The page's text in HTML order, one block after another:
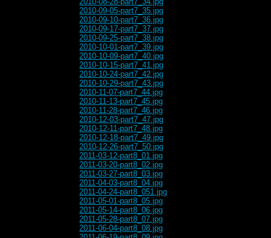
2010-09-05-part7_35.jpg
2010-09-10-part7_36.jpg
2010-09-17-part7_37.jpg
2010-09-25-part7_38.jpg
2010-10-01-part7_39.jpg
2010-10-09-part7_40.jpg
2010-10-15-part7_41.jpg
2010-10-24-part7_42.jpg
2010-10-29-part7_43.jpg
2010-11-07-part7_44.jpg
2010-11-13-part7_45.jpg
2010-11-28-part7_46.jpg
2010-12-03-part7_47.jpg
2010-12-11-part7_48.jpg
2010-12-18-part7_49.jpg
2010-12-26-part7_50.jpg
2011-03-12-part8_01.jpg
2011-03-20-part8_02.jpg
2011-03-27-part8_03.jpg
2011-04-03-part8_04.jpg
2011-04-24-part8_051.jpg
2011-05-01-part8_05.jpg
2011-05-14-part8_06.jpg
2011-05-28-part8_07.jpg
2011-06-04-part8_08.jpg